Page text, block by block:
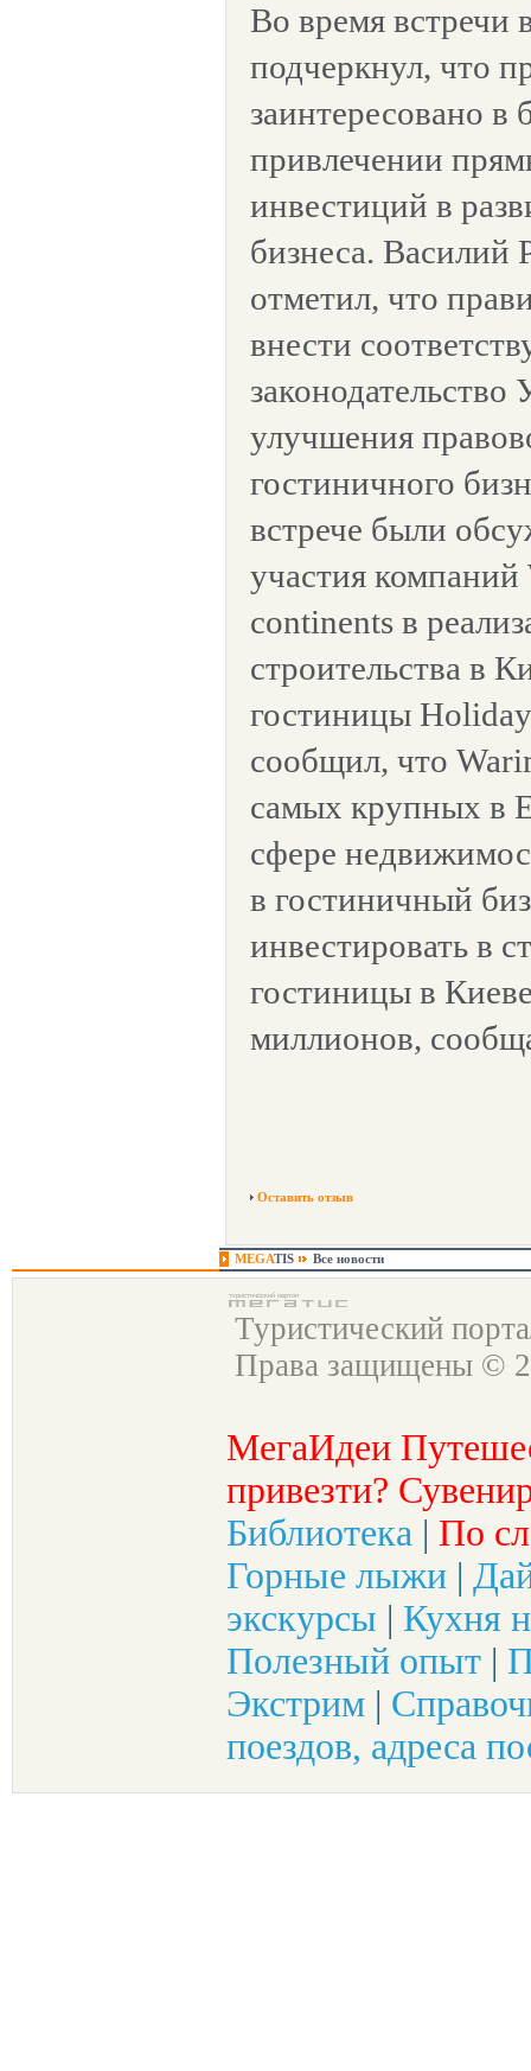
Во время встречи
подчеркнул, что
заинтересовано в
привлечении
инвестиций в
бизнеса. Василий
отметил, что
внести
улучшения
гостиничного
встрече были
участия
continents в
строительства в
гостиницы
сообщил, что
самых крупных в
сфере
в гостиничный
инвестировать в
гостиницы в
миллионов,
Оставить отзыв
MEGATIS Все новости
Туристический
Права защищены ©
МегаИдеи
привезти?
Библиотека | По
Горные лыжи |
экскурсы | Кухня
Полезный опыт |
Экстрим |
поездов, адреса